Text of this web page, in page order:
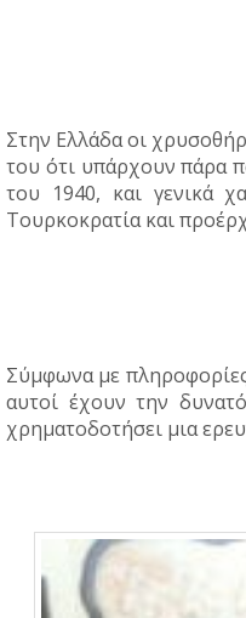
Στην Ελλάδα οι
του ότι υπάρχουν πάρα
του 1940, και γενικά
Τουρκοκρατία και
Σύμφωνα με
αυτοί έχουν την
χρηματοδοτήσει μια